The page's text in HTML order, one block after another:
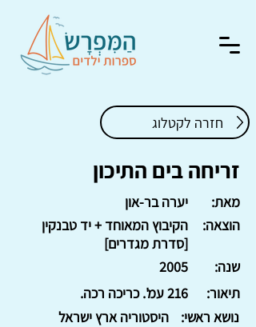
חזרה לקטלוג
זריחה בים התיכון
יערה בר-און
מאת:
הקיבוץ המאוחד + יד טבנקין
[סדרת מגדרים]
הוצאה:
2005
שנה:
216 עמ'. כריכה רכה.
תיאור:
היסטוריה ארץ ישראל
נושא ראשי: